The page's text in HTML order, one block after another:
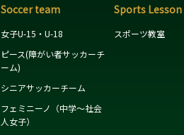
Soccer team
女子U-15・U-18
ピース(障がい者サッカーチ
ーム)
シニアサッカーチーム
フェミニーノ（中学～社会
人女子）
Sports Lesson
スポーツ教室